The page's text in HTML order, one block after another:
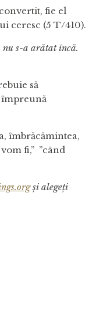
fie el
ceresc (5 T/410).
nu s-a arătat încă.
să
împreună
îmbrăcămintea,
fi,” ”când
și alegeți